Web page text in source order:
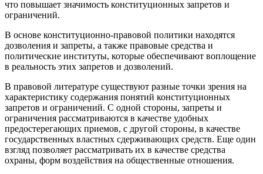
что повышает значимость конституционных запретов и
ограничений.
В основе конституционно-правовой политики находятся
дозволения и запреты, а также правовые средства и
политические институты, которые обеспечивают воплощение
в реальность этих запретов и дозволений.
В правовой литературе существуют разные точки зрения на
характеристику содержания понятий конституционных
запретов и ограничений. С одной стороны, запреты и
ограничения рассматриваются в качестве удобных
предостерегающих приемов, с другой стороны, в качестве
государственных властных сдерживающих средств. Еще один
взгляд позволяет рассматривать их в качестве средства
охраны, форм воздействия на общественные отношения.